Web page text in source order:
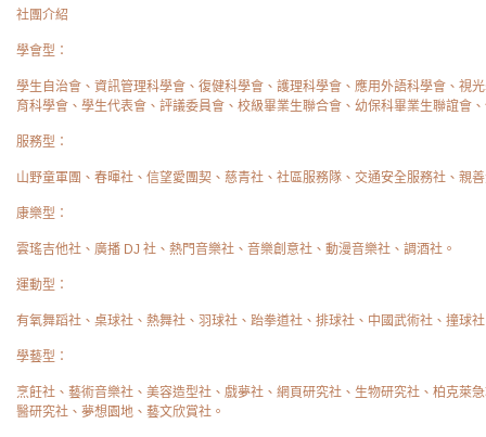
社團介紹
學會型：
學生自治會、資訊管理科學會、復健科學會、護理科學會、應用外語科學會、視
育科學會、學生代表會、評議委員會、校級畢業生聯合會、幼保科畢業生聯誼會
服務型：
山野童軍團、春暉社、信望愛團契、慈青社、社區服務隊、交通安全服務社、親
康樂型：
雲瑤吉他社、廣播 DJ 社、熱門音樂社、音樂創意社、動漫音樂社、調酒社。
運動型：
有氧舞蹈社、桌球社、熱舞社、羽球社、跆拳道社、排球社、中國武術社、撞球
學藝型：
烹飪社、藝術音樂社、美容造型社、戲夢社、網頁研究社、生物研究社、柏克萊
醫研究社、夢想園地、藝文欣賞社。